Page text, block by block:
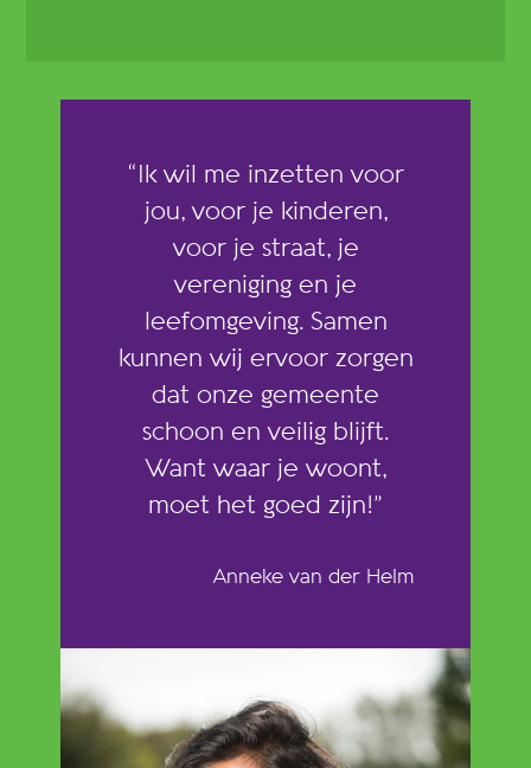
“Ik wil me inzetten voor
jou, voor je kinderen,
voor je straat, je
vereniging en je
leefomgeving. Samen
kunnen wij ervoor zorgen
dat onze gemeente
schoon en veilig blijft.
Want waar je woont,
moet het goed zijn!”
Anneke van der Helm